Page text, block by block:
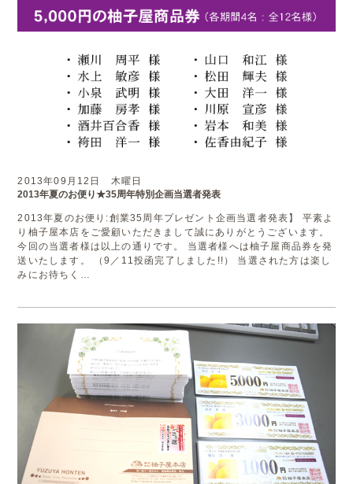
2013年09月12日 木曜日
2013年夏のお便り★35周年特別企画当選者発表
2013年夏のお便り:創業35周年プレゼント企画当選者発表】 平素よ
り柚子屋本店をご愛顧いただきまして誠にありがとうございます。
今回の当選者様は以上の通りです。 当選者様へは柚子屋商品券を発
送いたします。 （9／11投函完了しました!!） 当選された方は楽し
みにお待ちく…